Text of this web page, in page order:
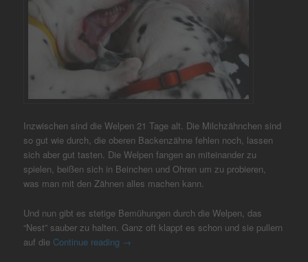
Inzwischen sind die Welpen 21 Tage alt. Die Milchzähnchen sind
so gut wie durch, die oberen Backenzähne fehlen noch, lassen
sich aber gut tasten. Die Welpen fangen an miteinander zu
spielen, beißen sich in Beinchen und Ohren um zu probieren,
was man mit den Zähnen alles machen kann.
Und nun gibt es stetige Bemühungen durch die Welpen, das
“Nest” sauber zu halten. Ganz oft klappt es schon und sie pullern
auf die Continue reading →